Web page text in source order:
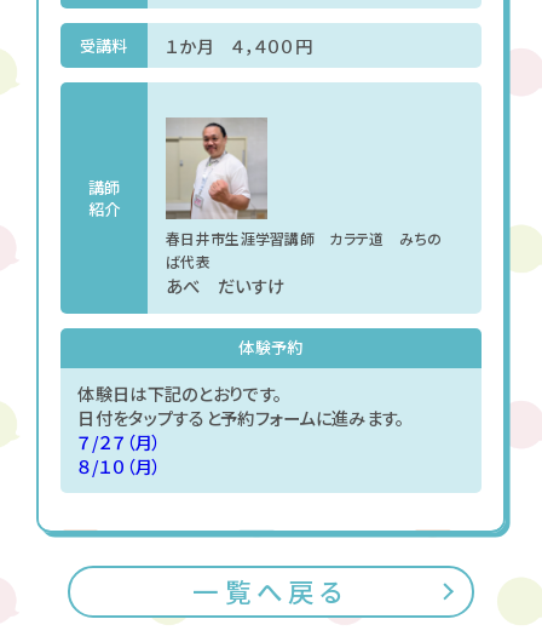
受講料 １か月 ４，４００円
講師
紹介
春日井市生涯学習講師 カラテ道 みちの
ば代表
あべ だいすけ
体験予約
体験日は下記のとおりです。
日付をタップすると予約フォームに進みます。
７/２７（月）
８/１０（月）
一覧へ戻る